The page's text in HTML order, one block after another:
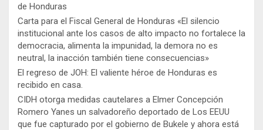
de Honduras
Carta para el Fiscal General de Honduras «El silencio
institucional ante los casos de alto impacto no fortalece la
democracia, alimenta la impunidad, la demora no es
neutral, la inacción también tiene consecuencias»
El regreso de JOH: El valiente héroe de Honduras es
recibido en casa.
CIDH otorga medidas cautelares a Elmer Concepción
Romero Yanes un salvadoreño deportado de Los EEUU
que fue capturado por el gobierno de Bukele y ahora está